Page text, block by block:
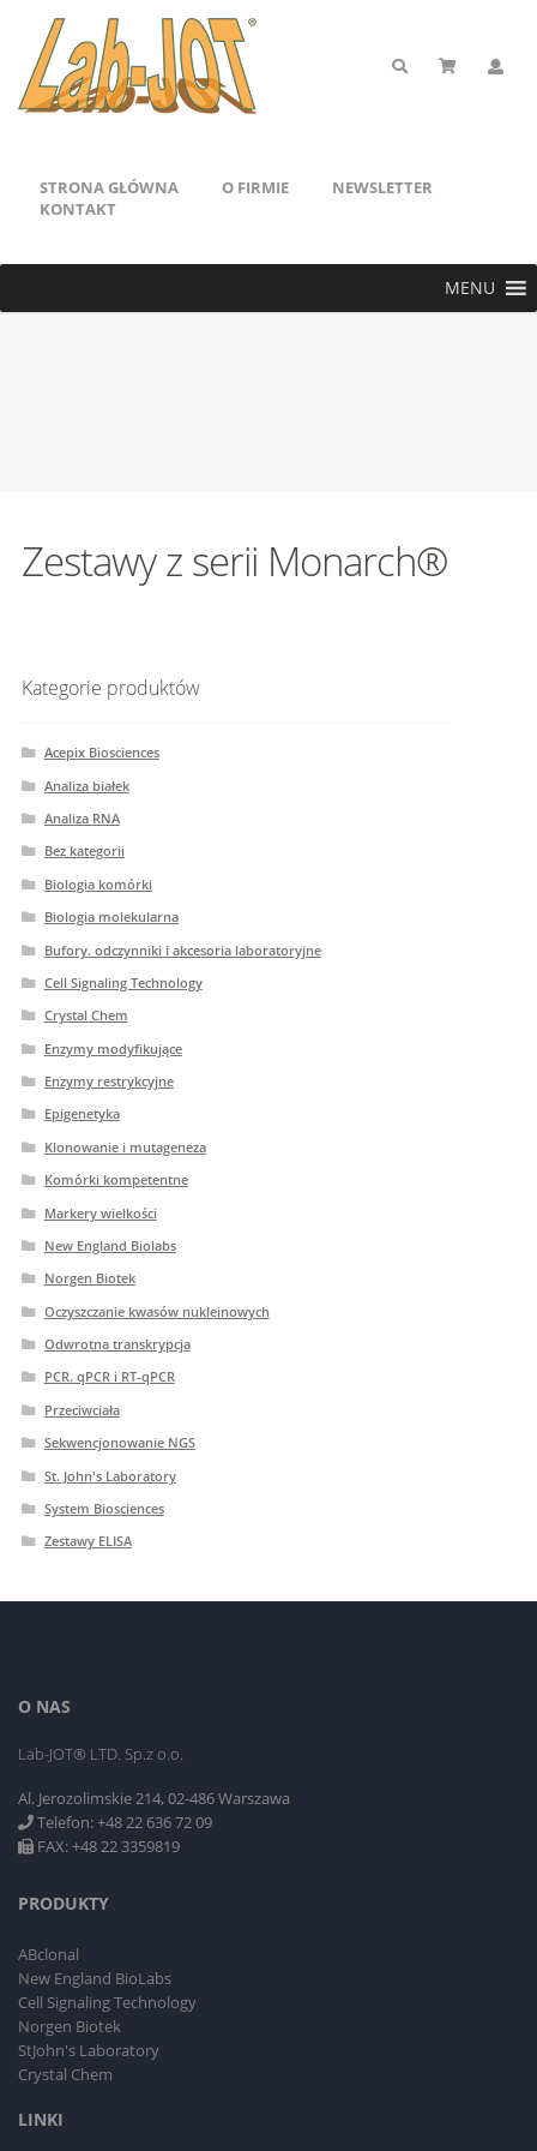
STRONA GŁÓWNA O FIRMIE
NEWSLETTER
KONTAKT
MENU
Zestawy z serii Monarch®
Kategorie produktów
Acepix Biosciences
Analiza białek
Analiza RNA
Bez kategorii
Biologia komórki
Biologia molekularna
Bufory. odczynniki i akcesoria laboratoryjne
Cell Signaling Technology
Crystal Chem
Enzymy modyfikujące
Enzymy restrykcyjne
Epigenetyka
Klonowanie i mutageneza
Komórki kompetentne
Markery wielkości
New England Biolabs
Norgen Biotek
Oczyszczanie kwasów nukleinowych
Odwrotna transkrypcja
PCR. qPCR i RT-qPCR
Przeciwciała
Sekwencjonowanie NGS
St. John's Laboratory
System Biosciences
Zestawy ELISA
O NAS
Lab-JOT® LTD. Sp.z o.o.
Al. Jerozolimskie 214, 02-486 Warszawa
Telefon: +48 22 636 72 09
FAX: +48 22 3359819
PRODUKTY
ABclonal
New England BioLabs
Cell Signaling Technology
Norgen Biotek
StJohn's Laboratory
Crystal Chem
LINKI